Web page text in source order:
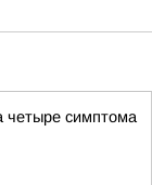
четыре симптома